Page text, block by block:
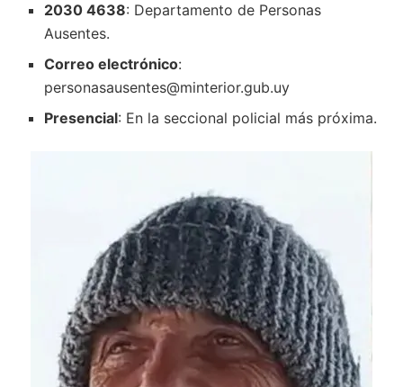
2030 4638: Departamento de Personas
Ausentes.
Correo electrónico:
personasausentes@minterior.gub.uy
Presencial: En la seccional policial más próxima.